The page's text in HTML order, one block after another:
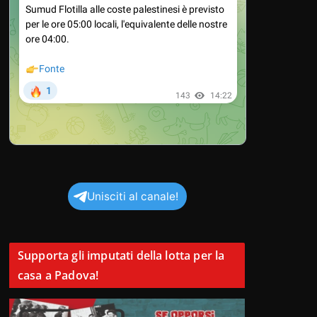
Unisciti al canale!
Supporta gli imputati della lotta per la
casa a Padova!